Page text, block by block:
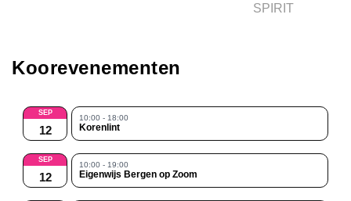
SPIRIT
Koorevenementen
SEP
12
10:00 - 18:00
Korenlint
SEP
12
10:00 - 19:00
Eigenwijs Bergen op Zoom